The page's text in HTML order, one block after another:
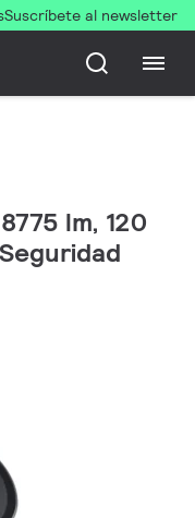
Suscríbete al newsletter
lm, 120